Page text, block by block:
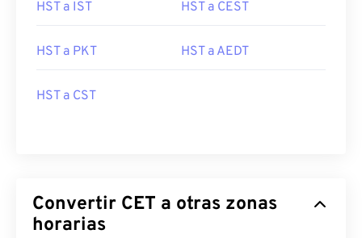
HST a IST HST a CEST
HST a PKT HST a AEDT
HST a CST
Convertir CET a otras zonas
horarias